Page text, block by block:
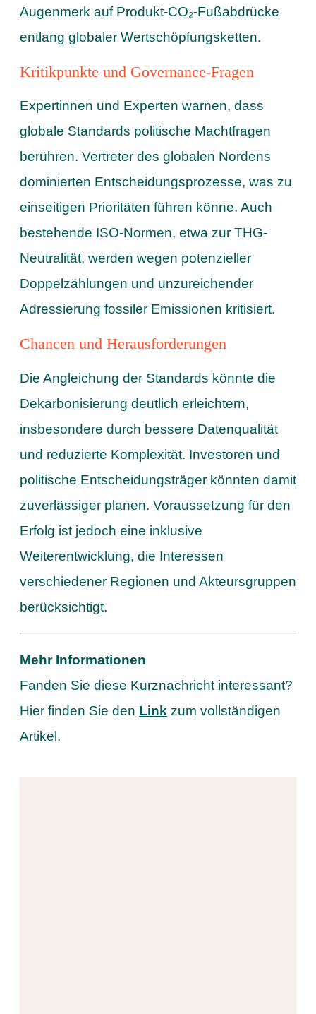
Augenmerk auf Produkt-CO₂-Fußabdrücke
entlang globaler Wertschöpfungsketten.
Kritikpunkte und Governance-Fragen
Expertinnen und Experten warnen, dass
globale Standards politische Machtfragen
berühren. Vertreter des globalen Nordens
dominierten Entscheidungsprozesse, was zu
einseitigen Prioritäten führen könne. Auch
bestehende ISO-Normen, etwa zur THG-
Neutralität, werden wegen potenzieller
Doppelzählungen und unzureichender
Adressierung fossiler Emissionen kritisiert.
Chancen und Herausforderungen
Die Angleichung der Standards könnte die
Dekarbonisierung deutlich erleichtern,
insbesondere durch bessere Datenqualität
und reduzierte Komplexität. Investoren und
politische Entscheidungsträger könnten damit
zuverlässiger planen. Voraussetzung für den
Erfolg ist jedoch eine inklusive
Weiterentwicklung, die Interessen
verschiedener Regionen und Akteursgruppen
berücksichtigt.
Mehr Informationen
Fanden Sie diese Kurznachricht interessant?
Hier finden Sie den Link zum vollständigen
Artikel.